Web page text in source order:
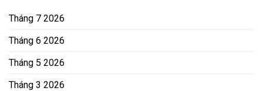
Tháng 7 2026
Tháng 6 2026
Tháng 5 2026
Tháng 3 2026